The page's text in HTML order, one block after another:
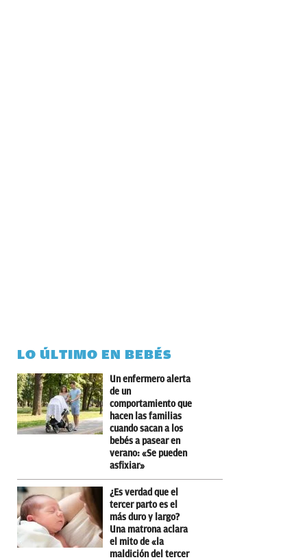
LO ÚLTIMO EN BEBÉS
Un enfermero alerta
de un
comportamiento que
hacen las familias
cuando sacan a los
bebés a pasear en
verano: «Se pueden
asfixiar»
¿Es verdad que el
tercer parto es el
más duro y largo?
Una matrona aclara
el mito de «la
maldición del tercer